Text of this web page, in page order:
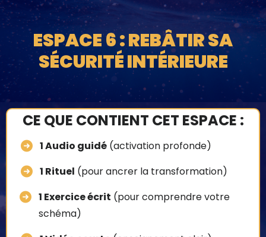
ESPACE 6 : REBÂTIR SA
SÉCURITÉ INTÉRIEURE
CE QUE CONTIENT CET ESPACE :
1 Audio guidé (activation profonde)
1 Rituel (pour ancrer la transformation)
1 Exercice écrit (pour comprendre votre
schéma)